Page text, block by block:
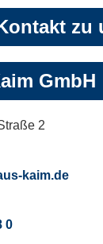
zu
GmbH
2
kaim.de
0